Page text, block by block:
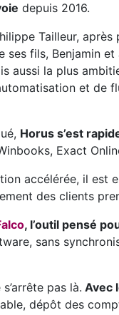
depuis 2016.
Tailleur,
fils, Benjamin
aussi la plus
et de
Horus s’est
Exact
accélérée, il est
des clients
, l’outil pensé
sans
pas là. Avec
dépôt des